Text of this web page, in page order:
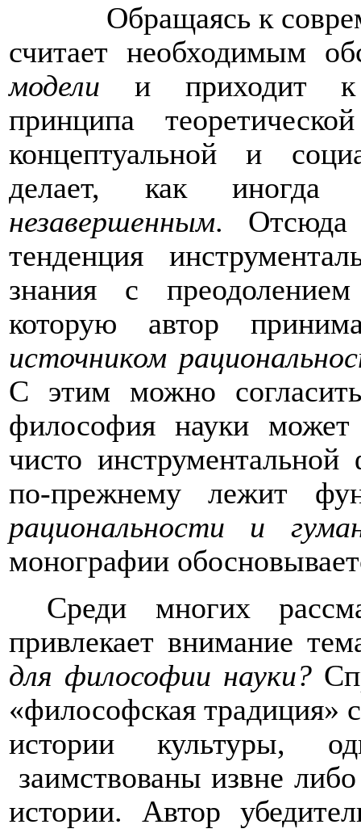
Обращаясь к
считает необходимым
модели и приходит к
принципа
концептуальной и
делает, как иногда
незавершенным. Отсюда
тенденция
знания с
которую автор
источником
С этим можно
философия науки может
чисто
по-прежнему лежит
рациональности и
монографии
Среди многих
привлекает внимание
для философии науки?
«философская традиция»
истории культуры,
заимствованы извне
истории.
Автор